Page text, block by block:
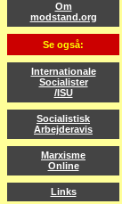
Om
modstand.org
Se også:
Internationale
Socialister
/ISU
Socialistisk
Arbejderavis
Marxisme
Online
Links